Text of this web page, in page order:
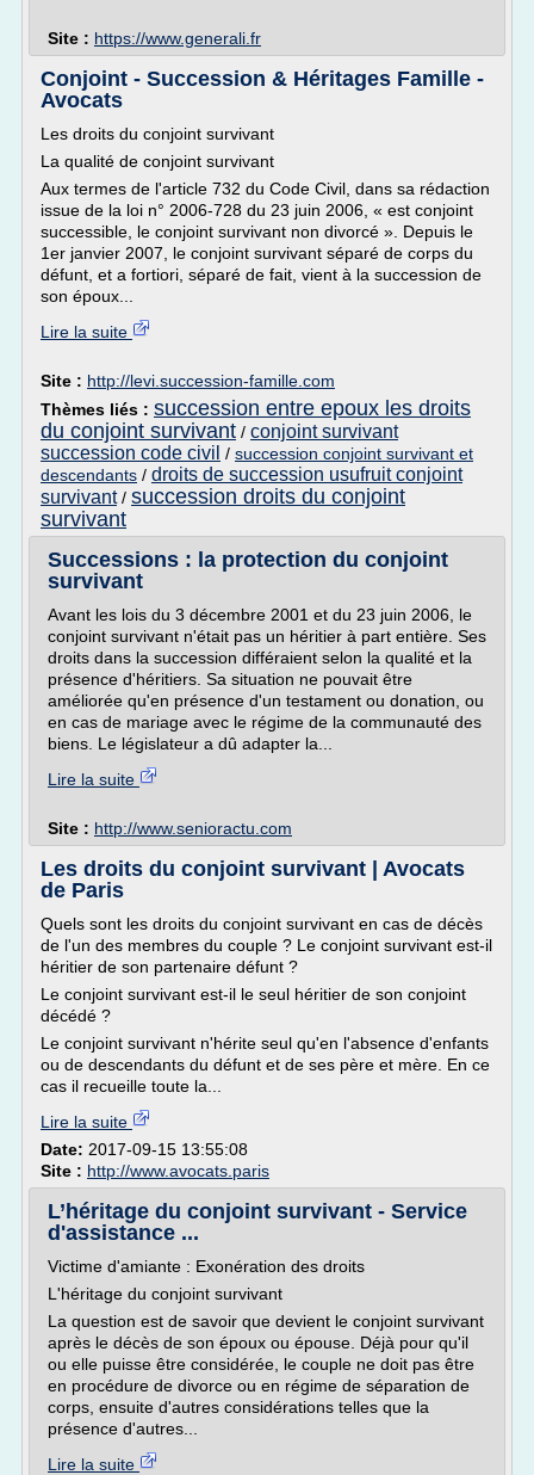
Site : https://www.generali.fr
Conjoint - Succession & Héritages Famille -
Avocats
Les droits du conjoint survivant
La qualité de conjoint survivant
Aux termes de l'article 732 du Code Civil, dans sa rédaction
issue de la loi n° 2006-728 du 23 juin 2006, « est conjoint
successible, le conjoint survivant non divorcé ». Depuis le
1er janvier 2007, le conjoint survivant séparé de corps du
défunt, et a fortiori, séparé de fait, vient à la succession de
son époux...
Lire la suite
Site : http://levi.succession-famille.com
Thèmes liés : succession entre epoux les droits
du conjoint survivant / conjoint survivant
succession code civil / succession conjoint survivant et
descendants / droits de succession usufruit conjoint
survivant/ succession droits du conjoint
survivant
Successions : la protection du conjoint
survivant
Avant les lois du 3 décembre 2001 et du 23 juin 2006, le
conjoint survivant n'était pas un héritier à part entière. Ses
droits dans la succession différaient selon la qualité et la
présence d'héritiers. Sa situation ne pouvait être
améliorée qu'en présence d'un testament ou donation, ou
en cas de mariage avec le régime de la communauté des
biens. Le législateur a dû adapter la...
Lire la suite
Site : http://www.senioractu.com
Les droits du conjoint survivant | Avocats
de Paris
Quels sont les droits du conjoint survivant en cas de décès
de l'un des membres du couple ? Le conjoint survivant est-il
héritier de son partenaire défunt ?
Le conjoint survivant est-il le seul héritier de son conjoint
décédé ?
Le conjoint survivant n'hérite seul qu'en l'absence d'enfants
ou de descendants du défunt et de ses père et mère. En ce
cas il recueille toute la...
Lire la suite
Date: 2017-09-15 13:55:08
Site : http://www.avocats.paris
L’héritage du conjoint survivant - Service
d'assistance ...
Victime d'amiante : Exonération des droits
L'héritage du conjoint survivant
La question est de savoir que devient le conjoint survivant
après le décès de son époux ou épouse. Déjà pour qu'il
ou elle puisse être considérée, le couple ne doit pas être
en procédure de divorce ou en régime de séparation de
corps, ensuite d'autres considérations telles que la
présence d'autres...
Lire la suite